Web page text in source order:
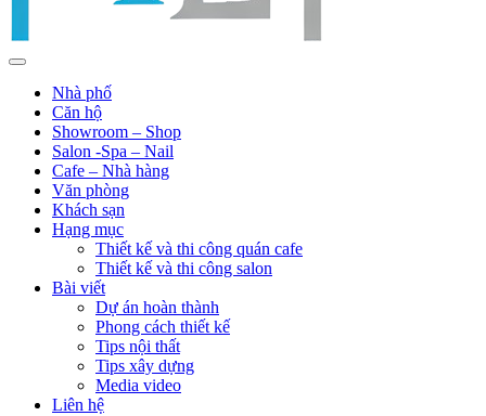
Nhà phố
Căn hộ
Showroom – Shop
Salon -Spa – Nail
Cafe – Nhà hàng
Văn phòng
Khách sạn
Hạng mục
Thiết kế và thi công quán cafe
Thiết kế và thi công salon
Bài viết
Dự án hoàn thành
Phong cách thiết kế
Tips nội thất
Tips xây dựng
Media video
Liên hệ